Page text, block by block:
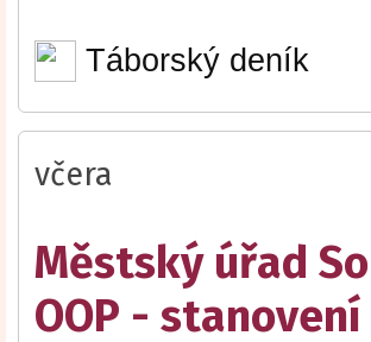
Táborský deník
včera
Městský úřad
OOP -